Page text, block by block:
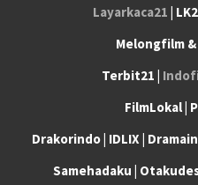
Layarkaca21 |
Melongfilm
Terbit21 |
FilmLokal |
Drakorindo | IDLIX |
Samehadaku |